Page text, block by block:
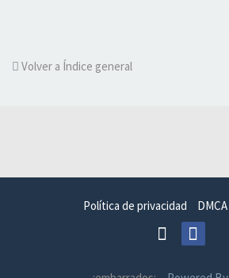
Volver a Índice general
Política de privacidad DMCA